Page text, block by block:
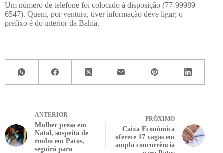
Um número de telefone foi colocado à disposição (77-99989
6547). Quem, por ventura, tiver informação deve ligar; o
prefixo é do interior da Bahia.
ANTERIOR
Mulher presa em
Natal, suspeita de
roubo em Patos,
seguirá para
PRÓXIMO
Caixa Econômica
oferece 17 vagas em
ampla concorrência